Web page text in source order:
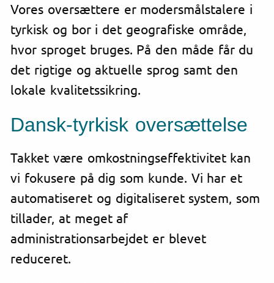
Vores oversættere er modersmålstalere i
tyrkisk og bor i det geografiske område,
hvor sproget bruges. På den måde får du
det rigtige og aktuelle sprog samt den
lokale kvalitetssikring.
Dansk-tyrkisk oversættelse
Takket være omkostningseffektivitet kan
vi fokusere på dig som kunde. Vi har et
automatiseret og digitaliseret system, som
tillader, at meget af
administrationsarbejdet er blevet
reduceret.